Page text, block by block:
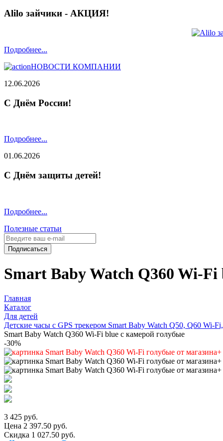
Alilo зайчики - АКЦИЯ!
Подробнее...
НОВОСТИ КОМПАНИИ
12.06.2026
С Днём России!
Подробнее...
01.06.2026
С Днём защиты детей!
Подробнее...
Полезные статьи
Подписаться
Smart Baby Watch Q360 Wi-Fi
Главная
Каталог
Для детей
Детские часы с GPS трекером Smart Baby Watch Q50, Q60 Wi-
Smart Baby Watch Q360 Wi-Fi blue с камерой голубые
-30%
3 425 руб.
Цена 2 397.50 руб.
Скидка 1 027.50 руб.